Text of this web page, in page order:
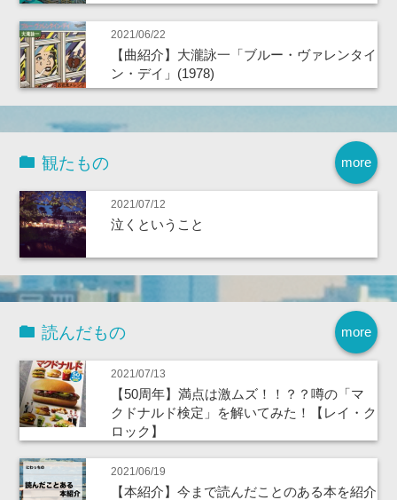
2021/06/22
【曲紹介】大瀧詠一「ブルー・ヴァレンタイ
ン・デイ」(1978)
more
観たもの
2021/07/12
泣くということ
more
読んだもの
2021/07/13
【50周年】満点は激ムズ！！？？噂の「マ
クドナルド検定」を解いてみた！【レイ・ク
ロック】
2021/06/19
【本紹介】今まで読んだことのある本を紹介